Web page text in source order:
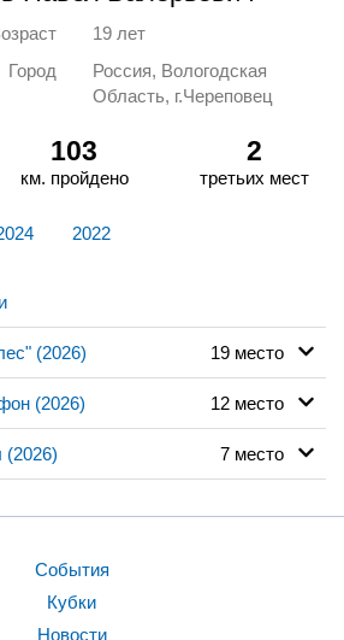
19 лет
Город
Россия, Вологодская
Область, г.Череповец
103
км. пройдено
2
третьих мест
2022
(2026) 19 место
(2026) 12 место
(2026) 7 место
События
Кубки
Новости